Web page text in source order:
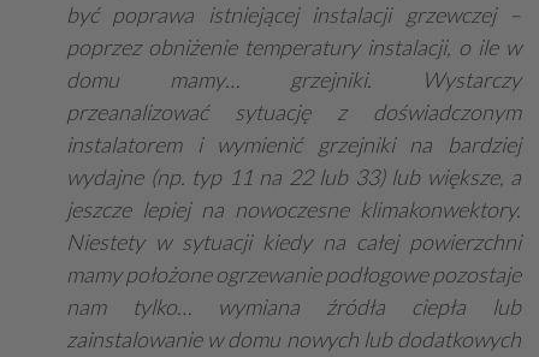
być poprawa istniejącej instalacji grzewczej –
poprzez obniżenie temperatury instalacji, o ile w
domu mamy… grzejniki. Wystarczy
przeanalizować sytuację z doświadczonym
instalatorem i wymienić grzejniki na bardziej
wydajne (np. typ 11 na 22 lub 33) lub większe, a
jeszcze lepiej na nowoczesne klimakonwektory.
Niestety w sytuacji kiedy na całej powierzchni
mamy położone ogrzewanie podłogowe pozostaje
nam tylko… wymiana źródła ciepła lub
zainstalowanie w domu nowych lub dodatkowych